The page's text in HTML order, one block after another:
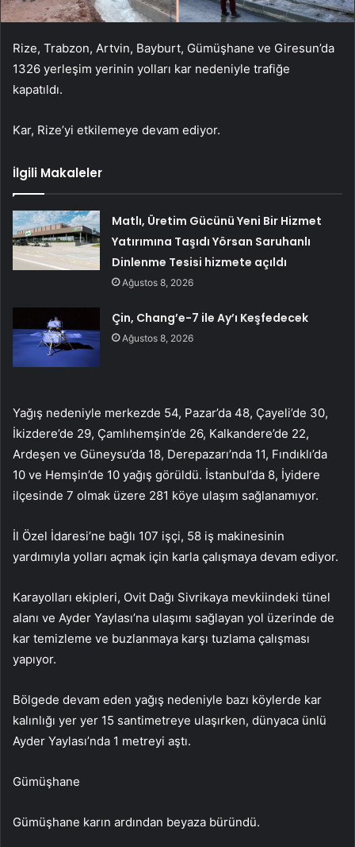
Rize, Trabzon, Artvin, Bayburt, Gümüşhane ve Giresun’da
1326 yerleşim yerinin yolları kar nedeniyle trafiğe
kapatıldı.
Kar, Rize’yi etkilemeye devam ediyor.
İlgili Makaleler
Matlı, Üretim Gücünü Yeni Bir Hizmet
Yatırımına Taşıdı Yörsan Saruhanlı
Dinlenme Tesisi hizmete açıldı
Ağustos 8, 2026
Çin, Chang’e-7 ile Ay’ı Keşfedecek
Ağustos 8, 2026
Yağış nedeniyle merkezde 54, Pazar’da 48, Çayeli’de 30,
İkizdere’de 29, Çamlıhemşin’de 26, Kalkandere’de 22,
Ardeşen ve Güneysu’da 18, Derepazarı’nda 11, Fındıklı’da
10 ve Hemşin’de 10 yağış görüldü. İstanbul’da 8, İyidere
ilçesinde 7 olmak üzere 281 köye ulaşım sağlanamıyor.
İl Özel İdaresi’ne bağlı 107 işçi, 58 iş makinesinin
yardımıyla yolları açmak için karla çalışmaya devam ediyor.
Karayolları ekipleri, Ovit Dağı Sivrikaya mevkiindeki tünel
alanı ve Ayder Yaylası’na ulaşımı sağlayan yol üzerinde de
kar temizleme ve buzlanmaya karşı tuzlama çalışması
yapıyor.
Bölgede devam eden yağış nedeniyle bazı köylerde kar
kalınlığı yer yer 15 santimetreye ulaşırken, dünyaca ünlü
Ayder Yaylası’nda 1 metreyi aştı.
Gümüşhane
Gümüşhane karın ardından beyaza büründü.